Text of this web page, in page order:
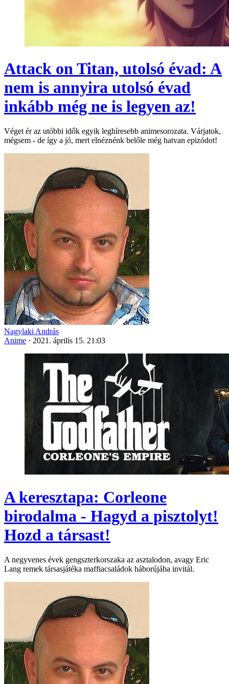
Attack on Titan, utolsó évad: A
nem is annyira utolsó évad
inkább még ne is legyen az!
Véget ér az utóbbi idők egyik leghíresebb animesorozata. Várjatok,
mégsem - de így a jó, mert elnéznénk belőle még hatvan epizódot!
Nagylaki András
Anime · 2021. április 15. 21:03
A keresztapa: Corleone
birodalma - Hagyd a pisztolyt!
Hozd a társast!
A negyvenes évek gengszterkorszaka az asztalodon, avagy Eric
Lang remek társasjátéka maffiacsaládok háborújába invitál.